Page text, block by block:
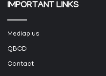
IMPORTANT LINKS
Mediaplus
QBCD
Contact